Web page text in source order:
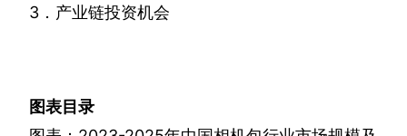
3 ．产业链投资机会
图表目录